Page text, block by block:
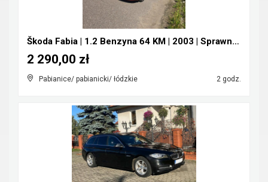
Škoda Fabia | 1.2 Benzyna 64 KM | 2003 | Sprawna |...
Pabianice/ pabianicki/ łódzkie 2 godz.
2 290,00 zł